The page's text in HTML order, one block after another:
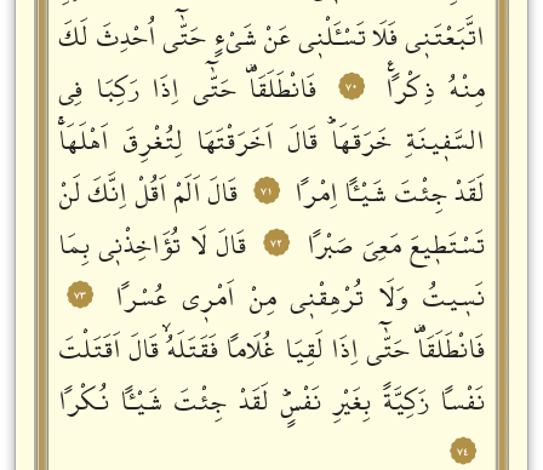
اتَّبَعْتَنٖي فَلَا تَسْـَٔلْنٖي عَنْ شَيْءٍ حَتّٰٓى اُحْدِثَ لَكَ
مِنْهُ ذِكْراًࣖ
٧٠
فَانْطَلَقَاࣞ حَتّٰٓى اِذَا رَكِبَا فِي
السَّفٖينَةِ خَرَقَهَاؕ قَالَ اَخَرَقْتَهَا لِتُغْرِقَ اَهْلَهَاۚ
لَقَدْ جِئْتَ شَيْـٔاً اِمْراً
٧١
قَالَ اَلَمْ اَقُلْ اِنَّكَ لَنْ
تَسْتَطٖيعَ مَعِيَ صَبْراً
٧٢
قَالَ لَا تُؤَاخِذْنٖي بِمَا
نَسٖيتُ وَلَا تُرْهِقْنٖي مِنْ اَمْرٖي عُسْراً
٧٣
فَانْطَلَقَاࣞ حَتّٰٓى اِذَا لَقِيَا غُلَاماً فَقَتَلَهُۙ قَالَ اَقَتَلْتَ
نَفْساً زَكِيَّةً بِغَيْرِ نَفْسٍؕ لَقَدْ جِئْتَ شَيْـٔاً نُكْراً
٧٤